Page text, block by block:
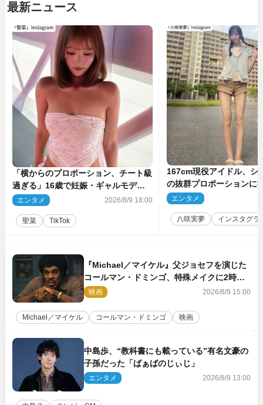
最新ニュース
「横からのプロポーション、チート級
過ぎる」16歳で妊娠・ギャルモデ
ル、最新投稿にネット衝撃「美しすぎ
エンタメ 2026/8/9 18:00
聖菜 TikTok
167cm現役アイドル、シ
の抜群プロポーションに
ぎる」
エンタメ
八咲実夢 インスタグラ
『Michael／マイケル』父ジョセフを演じた
コールマン・ドミンゴ、特殊メイクに2時間
半かかっていた
映画 2026/8/9 15:00
Michael／マイケル コールマン・ドミンゴ 映画
中島歩、“教科書にも載っている”有名文豪の
子孫だった「ばぁばのじぃじ」
エンタメ 2026/8/9 13:00